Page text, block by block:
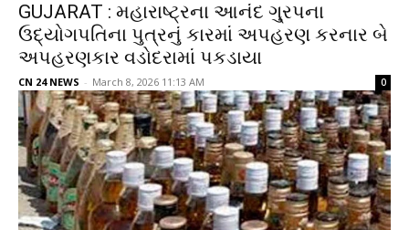
GUJARAT : મહારાષ્ટ્રના આનંદ ગુ્રપના
ઉદ્યોગપતિના પુત્રનું કારમાં અપહરણ કરનાર બે
અપહરણકાર વડોદરામાં પકડાયા
CN 24 NEWS - March 8, 2026 11:13 AM 0